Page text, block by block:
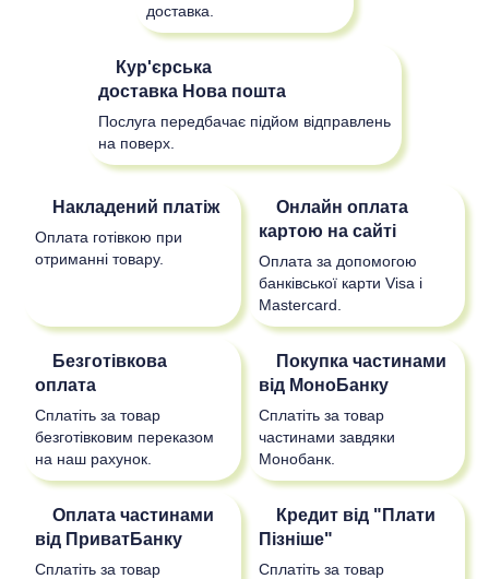
доставка.
Кур'єрська
доставка Нова пошта
Послуга передбачає підйом відправлень
на поверх.
Накладений платіж
Оплата готівкою при
отриманні товару.
Онлайн оплата
картою на сайті
Оплата за допомогою
банківської карти Visa і
Mastercard.
Безготівкова
оплата
Сплатіть за товар
безготівковим переказом
на наш рахунок.
Покупка частинами
від МоноБанку
Сплатіть за товар
частинами завдяки
Монобанк.
Оплата частинами
від ПриватБанку
Сплатіть за товар
Кредит від "Плати
Пізніше"
Сплатіть за товар